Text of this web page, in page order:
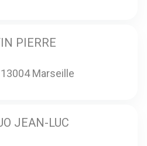
PIERRE
13004 Marseille
JEAN-LUC